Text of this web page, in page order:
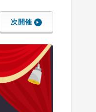
次開催